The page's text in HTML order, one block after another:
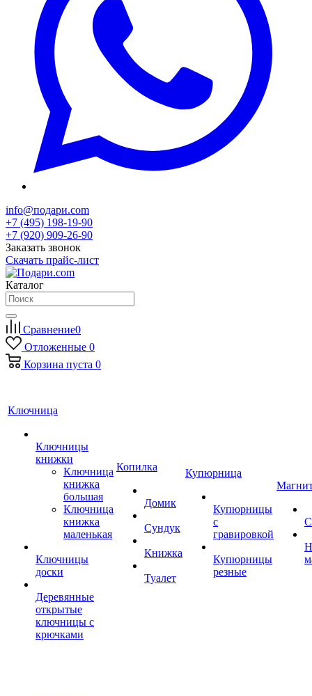
info@подари.com
+7 (495) 198-19-90
+7 (920) 909-26-90
Заказать звонок
Скачать прайс-лист
Каталог
Сравнение0
Отложенные 0
Корзина пуста 0
Ключница
Ключницы
книжки
Ключница
книжка
большая
Ключница
книжка
маленькая
Ключницы
доски
Деревянные
открытые
ключницы с
крючками
Копилка
Домик
Сундук
Книжка
Туалет
Купюрница
Купюрницы
с
гравировкой
Купюрницы
резные